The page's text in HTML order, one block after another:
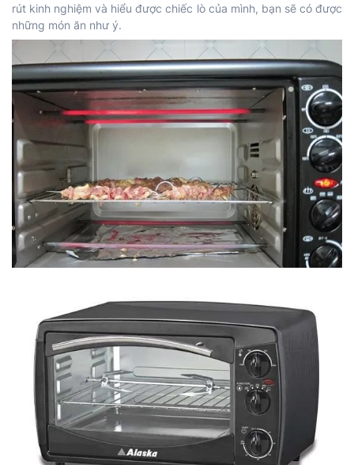
rút kinh nghiệm và hiểu được chiếc lò của mình, bạn sẽ có được
những món ăn như ý.